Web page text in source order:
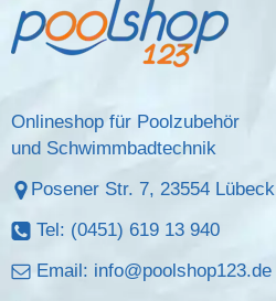
Onlineshop für Poolzubehör
und Schwimmbadtechnik
Posener Str. 7, 23554 Lübeck
Tel: (0451) 619 13 940
Email: info@poolshop123.de